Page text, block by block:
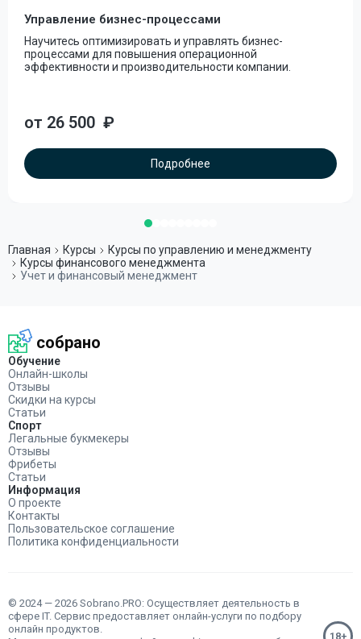
Управление бизнес-процессами
Научитесь оптимизировать и управлять бизнес-
процессами для повышения операционной
эффективности и производительности компании.
от 26 500 ₽
Подробнее
Главная Курсы
Курсы по управлению и менеджменту
Курсы финансового менеджмента
Учет и финансовый менеджмент
собрано
Обучение
Онлайн-школы
Отзывы
Скидки на курсы
Статьи
Спорт
Легальные букмекеры
Отзывы
Фрибеты
Статьи
Информация
О проекте
Контакты
Пользовательское соглашение
Политика конфиденциальности
© 2024 — 2026 Sobrano.PRO: Осуществляет деятельность в
сфере IT. Сервис предоставляет онлайн-услуги по подбору
онлайн продуктов.